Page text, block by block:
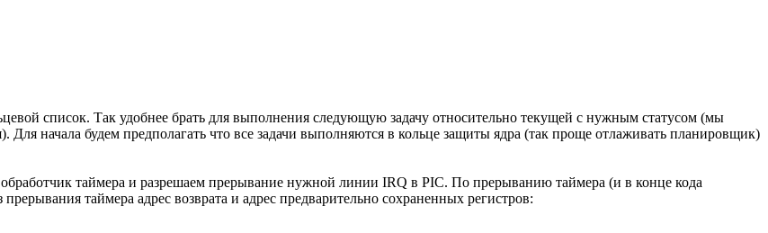
список. Так удобнее брать для выполнения следующую задачу относительно текущей с нужным статусом (мы
Для начала будем предполагать что все задачи выполняются в кольце защиты ядра (так проще отлаживать планировщик)
таймера и разрешаем прерывание нужной линии IRQ в PIC. По прерыванию таймера (и в конце кода
таймера адрес возврата и адрес предварительно сохраненных регистров: